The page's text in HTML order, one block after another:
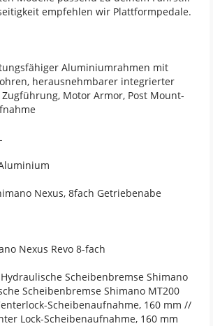
empfehlen wir Plattformpedale.
Aluminiumrahmen mit
herausnehmbarer integrierter
Zugführung, Motor Armor, Post Mount-
Nexus, 8fach Getriebenabe
Nexus Revo 8-fach
Scheibenbremse Shimano
Scheibenbremse Shimano MT200
Scheibenaufnahme, 160 mm //
Lock-Scheibenaufnahme, 160 mm